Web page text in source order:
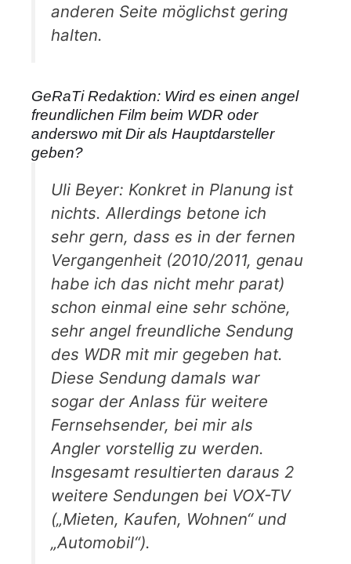
anderen Seite möglichst gering
halten.
GeRaTi Redaktion: Wird es einen angel
freundlichen Film beim WDR oder
anderswo mit Dir als Hauptdarsteller
geben?
Uli Beyer: Konkret in Planung ist
nichts. Allerdings betone ich
sehr gern, dass es in der fernen
Vergangenheit (2010/2011, genau
habe ich das nicht mehr parat)
schon einmal eine sehr schöne,
sehr angel freundliche Sendung
des WDR mit mir gegeben hat.
Diese Sendung damals war
sogar der Anlass für weitere
Fernsehsender, bei mir als
Angler vorstellig zu werden.
Insgesamt resultierten daraus 2
weitere Sendungen bei VOX-TV
(„Mieten, Kaufen, Wohnen“ und
„Automobil“).